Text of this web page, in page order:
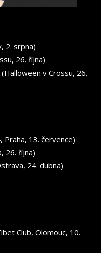
2. srpna)
26. října)
(Halloween v Crossu, 26.
Praha, 13. července)
26. října)
24. dubna)
Club, Olomouc, 10.